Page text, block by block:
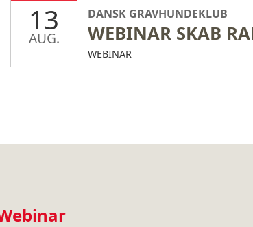
13
AUG.
DANSK GRAVHUNDEKLUB
WEBINAR